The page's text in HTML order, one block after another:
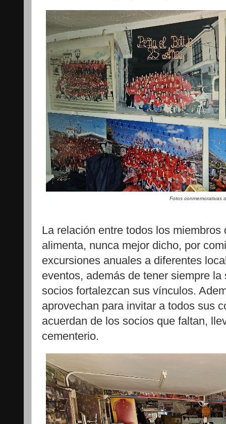
Fotos conmemorativas
La relación entre todos los
alimenta, nunca mejor dicho, por
excursiones anuales a diferentes
eventos, además de tener siempre
socios fortalezcan sus vínculos.
aprovechan para invitar a todos sus
acuerdan de los socios que faltan,
cementerio.